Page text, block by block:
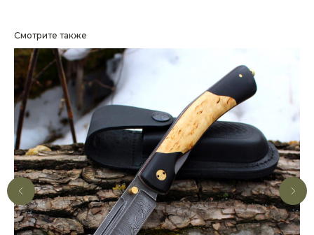
Смотрите также
КОНТАКТЫ
Консультации по телефону и онлайн.
Будем рады продемонстрировать вам
нашу продукцию. Позвоните нам или
оставьте запрос на звонок менеджера
для консультации
Адрес:"НОЖИ ПАВЛОВО", 606104,
ул. Восточная, 3Б (самовывоз), г. Павлово,